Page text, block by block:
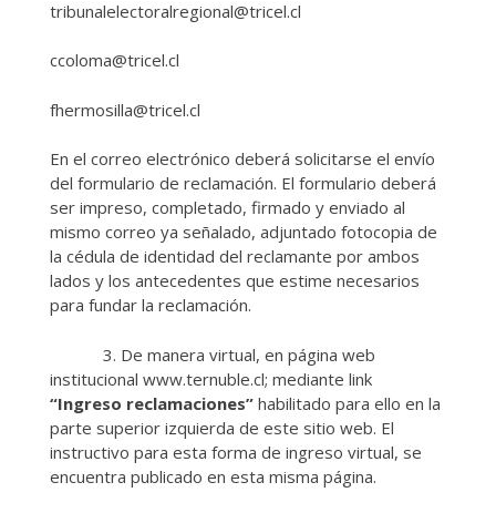
tribunalelectoralregional@tricel.cl
ccoloma@tricel.cl
fhermosilla@tricel.cl
En el correo electrónico deberá solicitarse el envío
del formulario de reclamación. El formulario deberá
ser impreso, completado, firmado y enviado al
mismo correo ya señalado, adjuntado fotocopia de
la cédula de identidad del reclamante por ambos
lados y los antecedentes que estime necesarios
para fundar la reclamación.
3. De manera virtual, en página web
institucional www.ternuble.cl; mediante link
“Ingreso reclamaciones” habilitado para ello en la
parte superior izquierda de este sitio web. El
instructivo para esta forma de ingreso virtual, se
encuentra publicado en esta misma página.